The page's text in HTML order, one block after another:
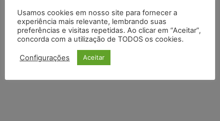
Usamos cookies em nosso site para fornecer a
experiência mais relevante, lembrando suas
preferências e visitas repetidas. Ao clicar em “Aceitar”,
concorda com a utilização de TODOS os cookies.
Configurações Aceitar